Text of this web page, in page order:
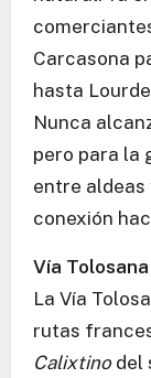
Carcasona
hasta
Nunca
pero para la
entre aldeas
conexión
Vía
La Vía
rutas
Calixtino del